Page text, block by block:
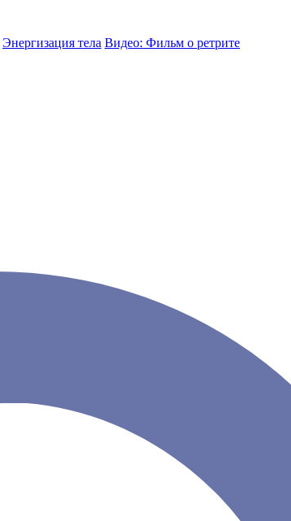
Энергизация тела Видео: Фильм о ретрите